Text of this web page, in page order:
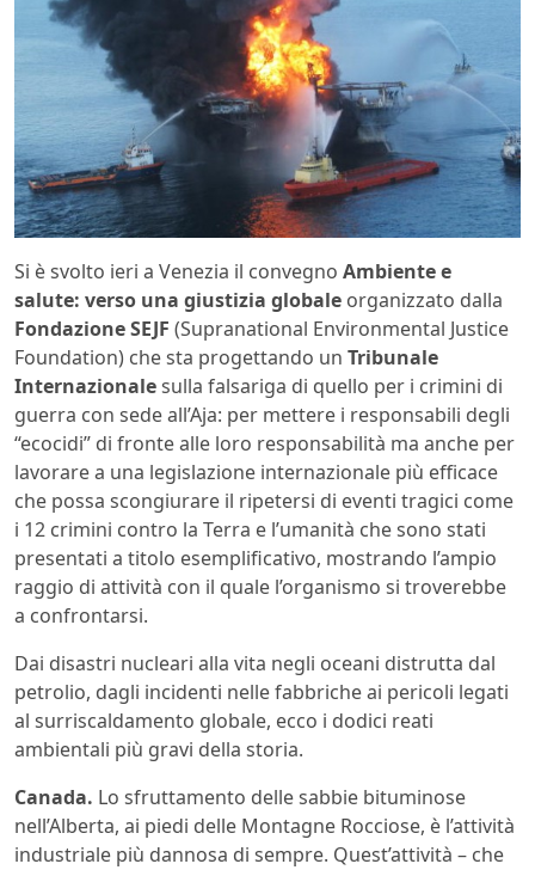
Si è svolto ieri a Venezia il convegno Ambiente e
salute: verso una giustizia globale organizzato dalla
Fondazione SEJF (Supranational Environmental Justice
Foundation) che sta progettando un Tribunale
Internazionalesulla falsariga di quello per i crimini di
guerra con sede all’Aja: per mettere i responsabili degli
“ecocidi” di fronte alle loro responsabilità ma anche per
lavorare a una legislazione internazionale più efficace
che possa scongiurare il ripetersi di eventi tragici come
i 12 crimini contro la Terra e l’umanità che sono stati
presentati a titolo esemplificativo, mostrando l’ampio
raggio di attività con il quale l’organismo si troverebbe
a confrontarsi.
Dai disastri nucleari alla vita negli oceani distrutta dal
petrolio, dagli incidenti nelle fabbriche ai pericoli legati
al surriscaldamento globale, ecco i dodici reati
ambientali più gravi della storia.
Canada. Lo sfruttamento delle sabbie bituminose
nell’Alberta, ai piedi delle Montagne Rocciose, è l’attività
industriale più dannosa di sempre. Quest’attività – che